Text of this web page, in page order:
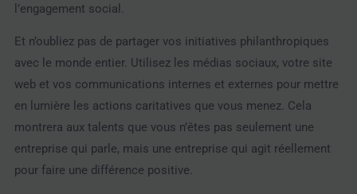
l’engagement social.
Et n’oubliez pas de partager vos initiatives philanthropiques
avec le monde entier. Utilisez les médias sociaux, votre site
web et vos communications internes et externes pour mettre
en lumière les actions caritatives que vous menez. Cela
montrera aux talents que vous n’êtes pas seulement une
entreprise qui parle, mais une entreprise qui agit réellement
pour faire une différence positive.